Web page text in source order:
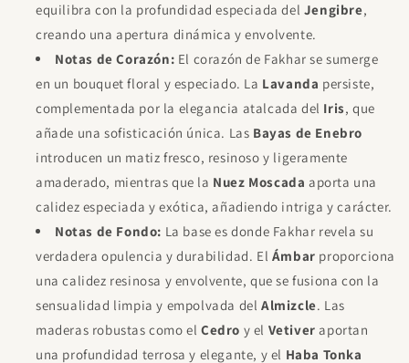
equilibra con la profundidad especiada del Jengibre,
creando una apertura dinámica y envolvente.
Notas de Corazón: El corazón de Fakhar se sumerge
en un bouquet floral y especiado. La Lavanda persiste,
complementada por la elegancia atalcada del Iris, que
añade una sofisticación única. Las Bayas de Enebro
introducen un matiz fresco, resinoso y ligeramente
amaderado, mientras que la Nuez Moscada aporta una
calidez especiada y exótica, añadiendo intriga y carácter.
Notas de Fondo: La base es donde Fakhar revela su
verdadera opulencia y durabilidad. El Ámbar proporciona
una calidez resinosa y envolvente, que se fusiona con la
sensualidad limpia y empolvada delAlmizcle. Las
maderas robustas como elCedro y el Vetiver aportan
una profundidad terrosa y elegante, y el Haba Tonka